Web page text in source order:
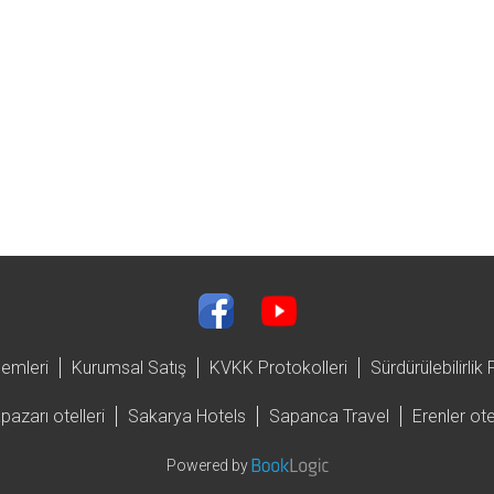
Kurumsal Satış KVKK Protokolleri Sürdürülebilirlik
otelleri Sakarya Hotels Sapanca Travel Erenler
Powered by